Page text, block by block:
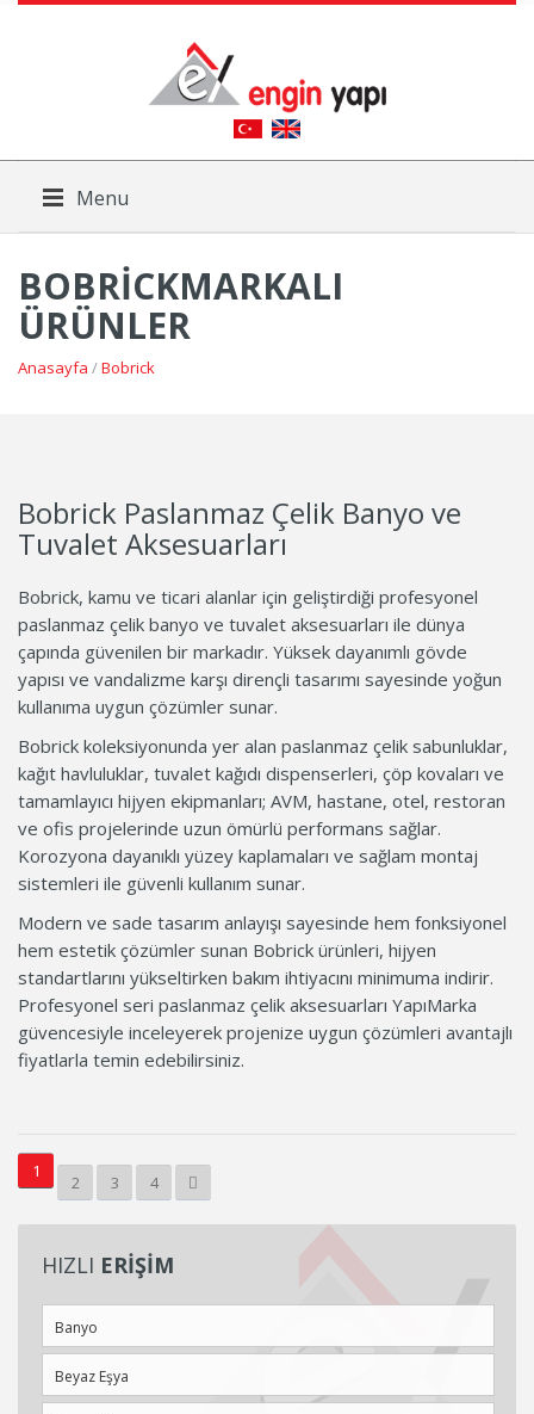
Menu
BOBRICKMARKALI
ÜRÜNLER
Anasayfa /Bobrick
Bobrick Paslanmaz Çelik Banyo ve
Tuvalet Aksesuarları
Bobrick, kamu ve ticari alanlar için geliştirdiği profesyonel
paslanmaz çelik banyo ve tuvalet aksesuarları ile dünya
çapında güvenilen bir markadır. Yüksek dayanımlı gövde
yapısı ve vandalizme karşı dirençli tasarımı sayesinde yoğun
kullanıma uygun çözümler sunar.
Bobrick koleksiyonunda yer alan paslanmaz çelik sabunluklar,
kağıt havluluklar, tuvalet kağıdı dispenserleri, çöp kovaları ve
tamamlayıcı hijyen ekipmanları; AVM, hastane, otel, restoran
ve ofis projelerinde uzun ömürlü performans sağlar.
Korozyona dayanıklı yüzey kaplamaları ve sağlam montaj
sistemleri ile güvenli kullanım sunar.
Modern ve sade tasarım anlayışı sayesinde hem fonksiyonel
hem estetik çözümler sunan Bobrick ürünleri, hijyen
standartlarını yükseltirken bakım ihtiyacını minimuma indirir.
Profesyonel seri paslanmaz çelik aksesuarları YapıMarka
güvencesiyle inceleyerek projenize uygun çözümleri avantajlı
fiyatlarla temin edebilirsiniz.
1
2 3 4
HIZLI ERİŞİM
Banyo
Beyaz Eşya